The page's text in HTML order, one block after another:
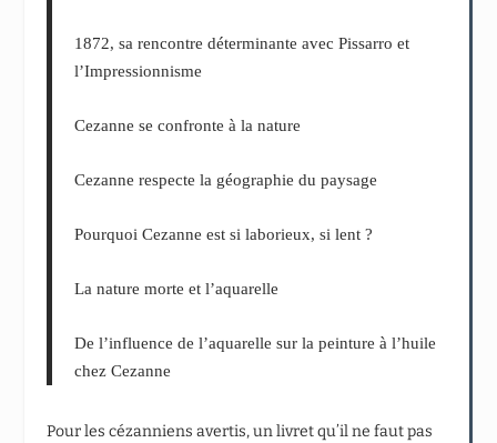
1872, sa rencontre déterminante avec Pissarro et
l’Impressionnisme
Cezanne se confronte à la nature
Cezanne respecte la géographie du paysage
Pourquoi Cezanne est si laborieux, si lent ?
La nature morte et l’aquarelle
De l’influence de l’aquarelle sur la peinture à l’huile
chez Cezanne
Pour les cézanniens avertis, un livret qu’il ne faut pas